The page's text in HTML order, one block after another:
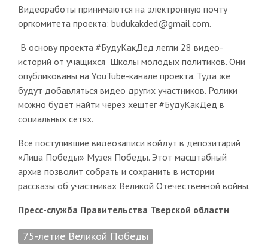
Видеоработы принимаются на электронную почту
оргкомитета проекта: budukakded@gmail.com.
В основу проекта #БудуКакДед легли 28 видео-
историй от учащихся Школы молодых политиков. Они
опубликованы на YouTube-канале проекта. Туда же
будут добавляться видео других участников. Ролики
можно будет найти через хештег #БудуКакДед в
социальных сетях.
Все поступившие видеозаписи войдут в депозитарий​
«Лица Победы»​ Музея Победы. Этот масштабный
архив позволит собрать и сохранить в истории
рассказы об участниках Великой Отечественной войны.
Пресс-служба Правительства Тверской области
75-летие Великой Победы